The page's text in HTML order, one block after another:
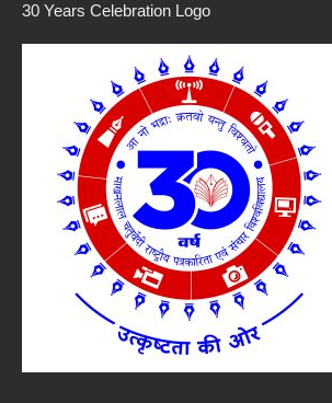
30 Years Celebration Logo